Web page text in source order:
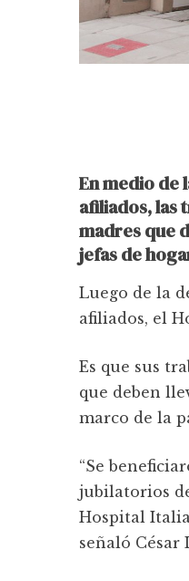
En medio de
afiliados, las
madres que
jefas de
Luego de la
afiliados, el
Es que sus
que deben
marco de la
“Se
jubilatorios
Hospital
señaló César